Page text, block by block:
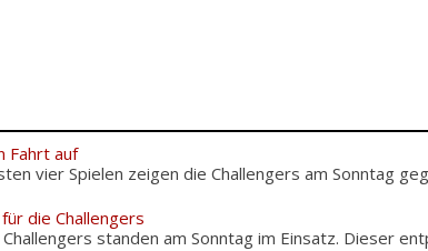
Fahrt auf
vier Spielen zeigen die Challengers am Sonntag
die Challengers
standen am Sonntag im Einsatz. Dieser